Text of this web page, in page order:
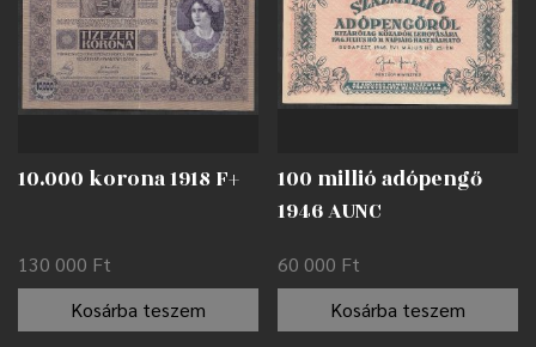
10.000 korona 1918 F+
130 000 Ft
Kosárba teszem
100 millió adópengő
1946 AUNC
60 000 Ft
Kosárba teszem